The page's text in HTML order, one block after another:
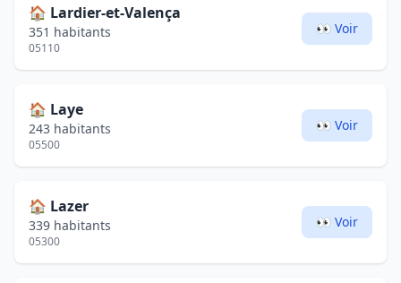
🏠 Lardier-et-Valença
351 habitants
05110
👀 Voir
🏠 Laye
243 habitants
05500
👀 Voir
🏠 Lazer
339 habitants
05300
👀 Voir